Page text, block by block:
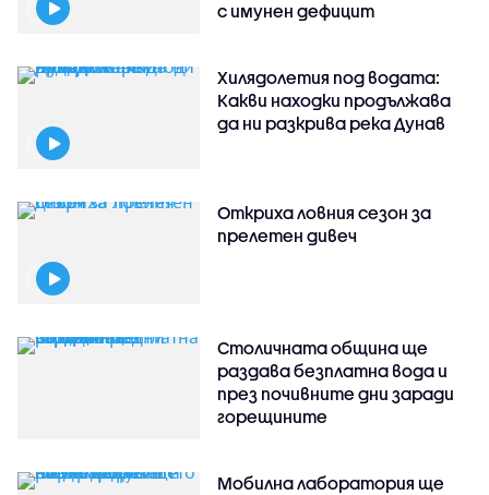
с имунен дефицит
Хилядолетия под водата:
Какви находки продължава
да ни разкрива река Дунав
Откриха ловния сезон за
прелетен дивеч
Столичната община ще
раздава безплатна вода и
през почивните дни заради
горещините
Мобилна лаборатория ще